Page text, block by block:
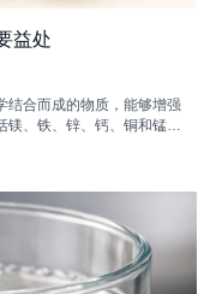
益处
结合而成的物质，能够增强
镁、铁、锌、钙、铜和锰，